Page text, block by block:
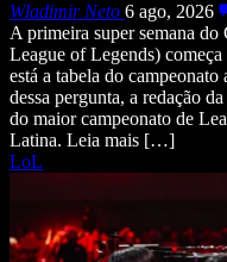
Wladimir Neto 6 ago, 2026
A primeira super semana
League of Legends)
está a tabela do
dessa pergunta, a redação
do maior campeonato de
Latina. Leia mais […]
LoL